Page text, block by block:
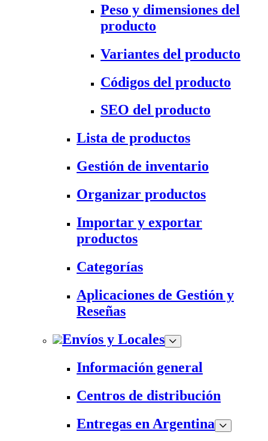
Peso y dimensiones del
producto
Variantes del producto
Códigos del producto
SEO del producto
Lista de productos
Gestión de inventario
Organizar productos
Importar y exportar
productos
Categorías
Aplicaciones de Gestión y
Reseñas
Envíos y Locales
Información general
Centros de distribución
Entregas en Argentina